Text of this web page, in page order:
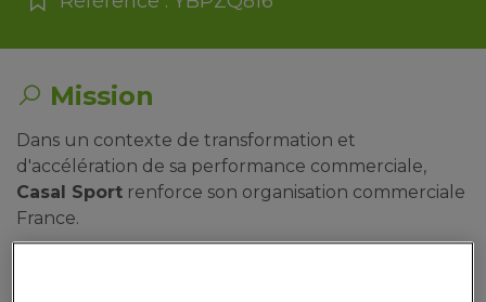
Mission
Dans un contexte de transformation et
d'accélération de sa performance commerciale,
Casal Sport renforce son organisation commerciale
France.